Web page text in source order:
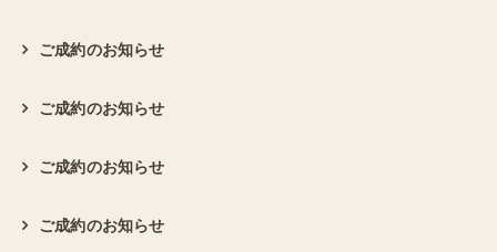
ご成約のお知らせ
ご成約のお知らせ
ご成約のお知らせ
ご成約のお知らせ